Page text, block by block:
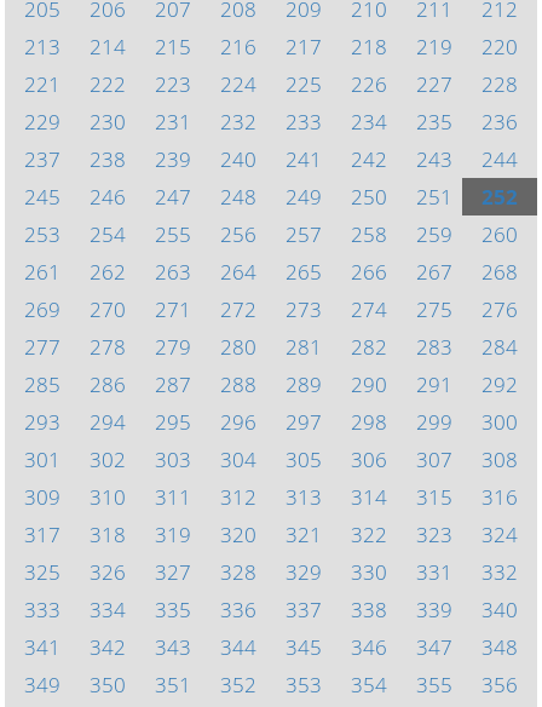
205
206 207 208 209 210 211
212
213
214 215 216 217 218 219
220
221
222 223 224 225 226 227
228
229
230 231 232 233 234 235
236
237
238 239 240 241 242 243
244
245
246 247 248 249 250 251
252
253
254 255 256 257 258 259
260
261
262 263 264 265 266 267
268
269
270 271 272 273 274 275
276
277
278 279 280 281 282 283
284
285
286 287 288 289 290 291
292
293
294 295 296 297 298 299
300
301
302 303 304 305 306 307
308
309
310 311 312 313 314 315
316
317
318 319 320 321 322 323
324
325
326 327 328 329 330 331
332
333
334 335 336 337 338 339
340
341
342 343 344 345 346 347
348
349
350 351 352 353 354 355 356